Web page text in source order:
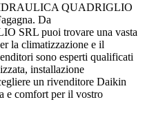
QUADRIGLIO
Da
SRL puoi trovare una vasta
la climatizzazione e il
sono esperti qualificati
installazione
un rivenditore Daikin
e comfort per il vostro